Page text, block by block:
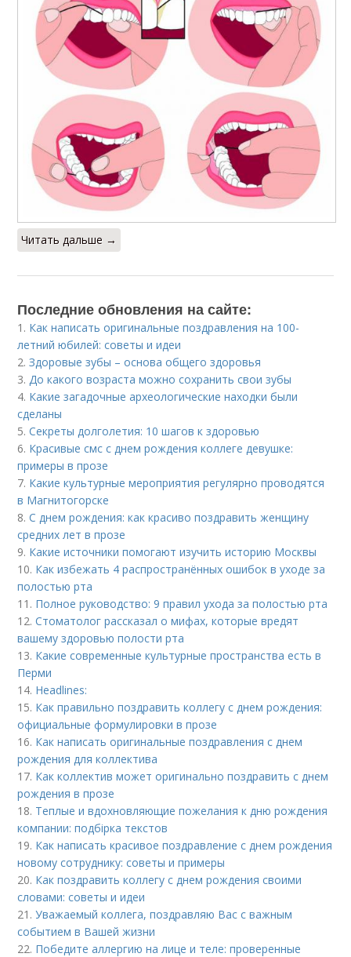
Читать дальше →
Последние обновления на сайте:
1. Как написать оригинальные поздравления на 100-
летний юбилей: советы и идеи
2.Здоровые зубы – основа общего здоровья
3. До какого возраста можно сохранить свои зубы
4. Какие загадочные археологические находки были
сделаны
5.Секреты долголетия: 10 шагов к здоровью
6. Красивые смс с днем рождения коллеге девушке:
примеры в прозе
7. Какие культурные мероприятия регулярно проводятся
в Магнитогорске
8.С днем рождения: как красиво поздравить женщину
средних лет в прозе
9. Какие источники помогают изучить историю Москвы
10. Как избежать 4 распространённых ошибок в уходе за
полостью рта
11. Полное руководство: 9 правил ухода за полостью рта
12.Стоматолог рассказал о мифах, которые вредят
вашему здоровью полости рта
13. Какие современные культурные пространства есть в
Перми
14. Headlines:
15. Как правильно поздравить коллегу с днем рождения:
официальные формулировки в прозе
16. Как написать оригинальные поздравления с днем
рождения для коллектива
17. Как коллектив может оригинально поздравить с днем
рождения в прозе
18. Теплые и вдохновляющие пожелания к дню рождения
компании: подбірка текстов
19. Как написать красивое поздравление с днем рождения
новому сотруднику: советы и примеры
20. Как поздравить коллегу с днем рождения своими
словами: советы и идеи
21.Уважаемый коллега, поздравляю Вас с важным
событием в Вашей жизни
22. Победите аллергию на лице и теле: проверенные